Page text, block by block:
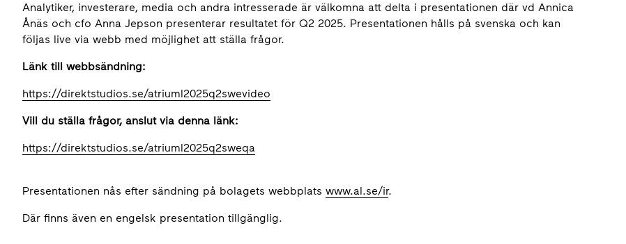
Analytiker, investerare, media och andra intresserade är välkomna att delta i presentationen där vd Annica
Ånäs och cfo Anna Jepson presenterar resultatet för Q2 2025. Presentationen hålls på svenska och kan
följas live via webb med möjlighet att ställa frågor.
Länk till webbsändning:
https://direktstudios.se/atriuml2025q2swevideo
Vill du ställa frågor, anslut via denna länk:
https://direktstudios.se/atriuml2025q2sweqa
Presentationen nås efter sändning på bolagets webbplats www.al.se/ir.
Där finns även en engelsk presentation tillgänglig.